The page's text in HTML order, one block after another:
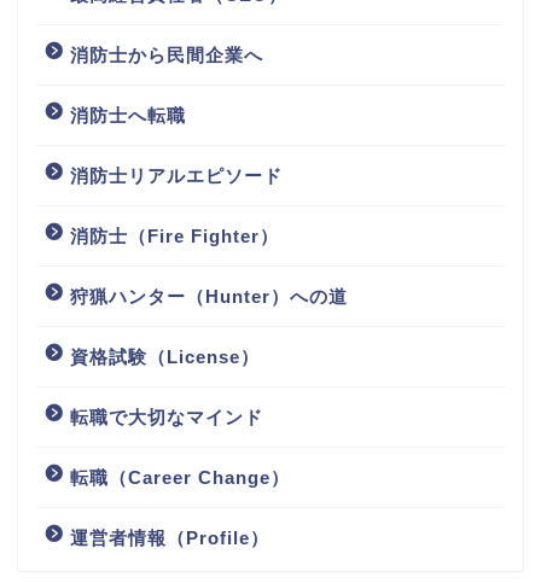
消防士から民間企業へ
消防士へ転職
消防士リアルエピソード
消防士（Fire Fighter）
狩猟ハンター（Hunter）への道
資格試験（License）
転職で大切なマインド
転職（Career Change）
運営者情報（Profile）